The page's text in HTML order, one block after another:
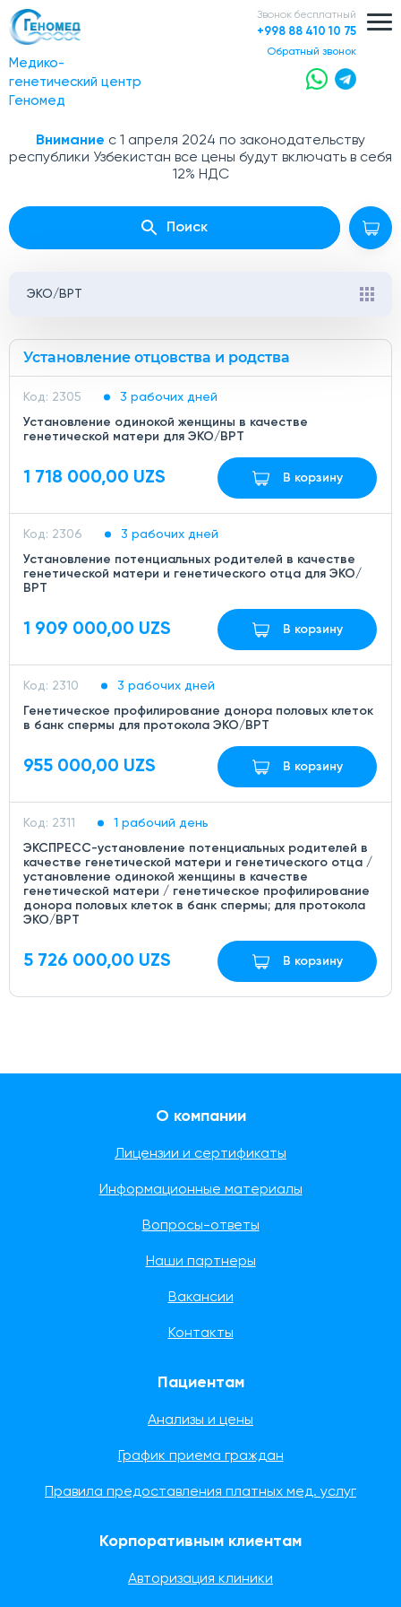
Медико-
генетический центр
Геномед
Звонок бесплатный
+998 88 410 10 75
обратный звонок
Внимание с 1 апреля 2024 по законодательству
республики Узбекистан все цены будут включать в себя
12% НДС
Поиск
ЭКО/ВРТ
Установление отцовства и родства
Код: 2305
3 рабочих дней
Установление одинокой женщины в качестве
генетической матери для ЭКО/ВРТ
1 718 000,00 UZS В корзину
Код: 2306
3 рабочих дней
Установление потенциальных родителей в качестве
генетической матери и генетического отца для ЭКО/
ВРТ
1 909 000,00 UZS В корзину
Код: 2310
3 рабочих дней
Генетическое профилирование донора половых клеток
в банк спермы для протокола ЭКО/ВРТ
955 000,00 UZS В корзину
Код: 2311
1 рабочий день
ЭКСПРЕСС-установление потенциальных родителей в
качестве генетической матери и генетического отца /
установление одинокой женщины в качестве
генетической матери / генетическое профилирование
донора половых клеток в банк спермы; для протокола
ЭКО/ВРТ
5 726 000,00 UZS В корзину
О компании
Лицензии и сертификаты
Информационные материалы
Вопросы-ответы
Наши партнеры
Вакансии
Контакты
Пациентам
Анализы и цены
График приема граждан
Правила предоставления платных мед. услуг
Корпоративным клиентам
Авторизация клиники